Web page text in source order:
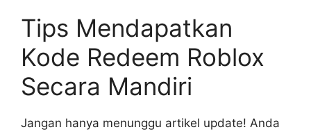
Tips Mendapatkan
Kode Redeem Roblox
Secara Mandiri
Jangan hanya menunggu artikel update! Anda